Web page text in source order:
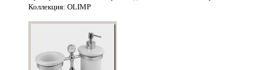
Коллекция: OLIMP